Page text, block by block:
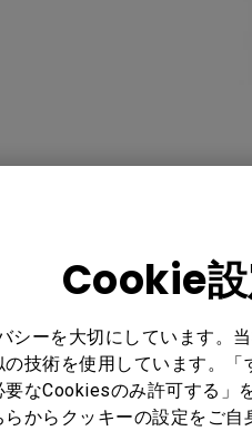
Cookie
シーを大切にしています。
技術を使用しています。
なCookiesのみ許可する」
からクッキーの設定をご自
トボー